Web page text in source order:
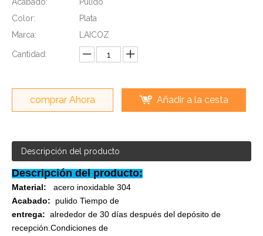
Color:
Plata
Marca:
LAICOZ
Cantidad:
comprar Ahora Añadir a la cesta
Descripción del producto
Descripción del producto:
Material: acero inoxidable 304
Acabado: pulido Tiempo de
entrega: alrededor de 30 días después del depósito de
recepción.Condiciones de